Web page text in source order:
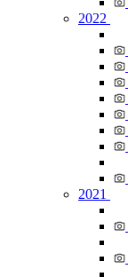
2022
2021